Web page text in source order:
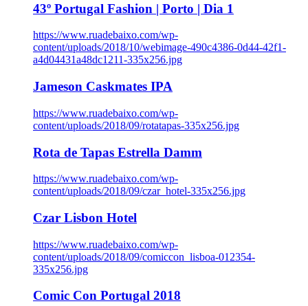
43º Portugal Fashion | Porto | Dia 1
https://www.ruadebaixo.com/wp-
content/uploads/2018/10/webimage-490c4386-0d44-42f1-
a4d04431a48dc1211-335x256.jpg
Jameson Caskmates IPA
https://www.ruadebaixo.com/wp-
content/uploads/2018/09/rotatapas-335x256.jpg
Rota de Tapas Estrella Damm
https://www.ruadebaixo.com/wp-
content/uploads/2018/09/czar_hotel-335x256.jpg
Czar Lisbon Hotel
https://www.ruadebaixo.com/wp-
content/uploads/2018/09/comiccon_lisboa-012354-
335x256.jpg
Comic Con Portugal 2018